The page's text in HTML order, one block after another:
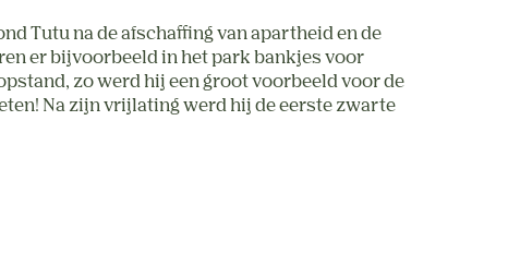
Tutu na de afschaffing van apartheid en de
er bijvoorbeeld in het park bankjes voor
zo werd hij een groot voorbeeld voor de
Na zijn vrijlating werd hij de eerste zwarte